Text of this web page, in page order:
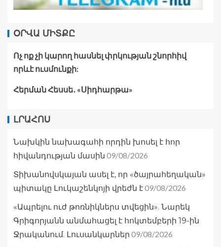
ՕՐՎԱ ՄԻՏՔԸ
Ոչ ոք չի կարող հասնել փրկության շնորհիվ
որևէ ուսմունքի:
Հերման Հեսսե․ «Սիդհարթա»
ԼՐԱՀՈՍ
Նախկին նախագահի որդին խոսել է հոր
հիվանդության մասին 09/08/2026
Տիխանովսկայան ասել է, որ «ծայրահեղական»
պիտակը Լուկաշենկոյի վրեժն է09/08/2026
«Ապրելու ուժ թոռնիկներս տվեցին». Նարեկ
Գրիգորյանն անմահացել է հոկտեմբերի 19-ին
Ջրականում. Լուսանկարներ 09/08/2026